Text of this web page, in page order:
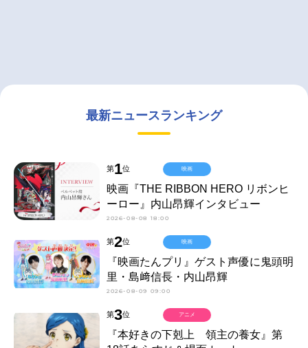
最新ニュースランキング
第1位
映画『THE RIBBON HERO リボンヒ
ーロー』内山昂輝インタビュー
2026-08-08 18:00
映画
第2位
『映画たんプリ』ゲスト声優に鬼頭明
里・島﨑信長・内山昂輝
2026-08-09 09:00
映画
第3位
『本好きの下剋上 領主の養女』第
アニメ